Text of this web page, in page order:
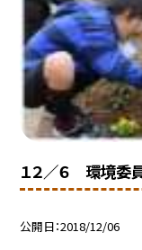
１２／６ 環境委
公開日 2018/12/06